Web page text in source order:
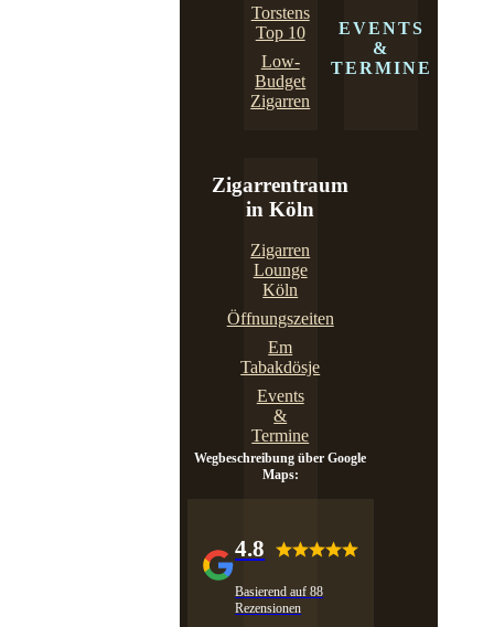
Torstens
Top 10
Low-
Budget
Zigarren
EVENTS
&
TERMINE
Zigarrentraum
in Köln
Zigarren
Lounge
Köln
Öffnungszeiten
Em
Tabakdösje
Events
&
Termine
Wegbeschreibung über Google
Maps:
4.8
Basierend auf 88
Rezensionen